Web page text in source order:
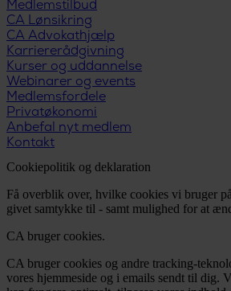
Medlemstilbud
CA Lønsikring
CA Advokathjælp
Karriererådgivning
Kurser og uddannelse
Webinarer og events
Medlemsfordele
Privatøkonomi
Anbefal nyt medlem
Kontakt
Cookiepolitik og deklaration
Få overblik over, hvilke cookies vi bruger
givet samtykke til - samt mulighed for at
CA bruger cookies.
CA bruger cookies og andre tracking-
vores hjemmeside og i emails sendt til dig.